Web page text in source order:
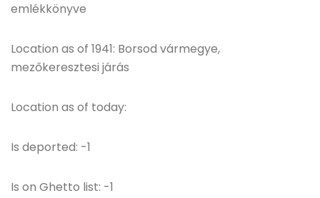
emlékkönyve
Location as of 1941: Borsod vármegye,
mezőkeresztesi járás
Location as of today:
Is deported: -1
Is on Ghetto list: -1